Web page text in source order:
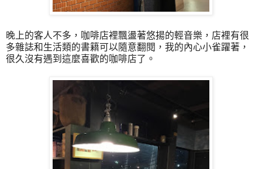
晚上的客人不多，咖啡店裡飄盪著悠揚的輕音樂，店裡有很
多雜誌和生活類的書籍可以隨意翻閱，我的內心小雀躍著，
很久沒有遇到這麼喜歡的咖啡店了。